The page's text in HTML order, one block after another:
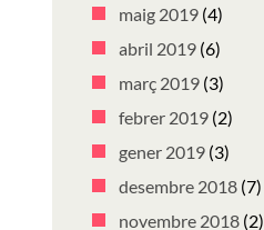
maig 2019 (4)
abril 2019 (6)
març 2019 (3)
febrer 2019 (2)
gener 2019 (3)
desembre 2018 (7)
novembre 2018 (2)